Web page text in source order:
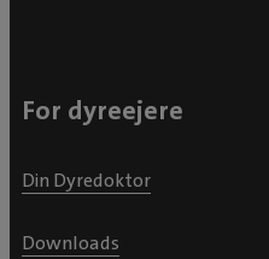
For dyreejere
Din Dyredoktor
Downloads